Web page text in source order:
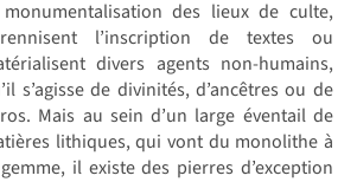
des lieux de culte,
l’inscription de textes ou
divers agents non-humains,
s’agisse de divinités, d’ancêtres ou de
Mais au sein d’un large éventail de
lithiques, qui vont du monolithe à
il existe des pierres d’exception